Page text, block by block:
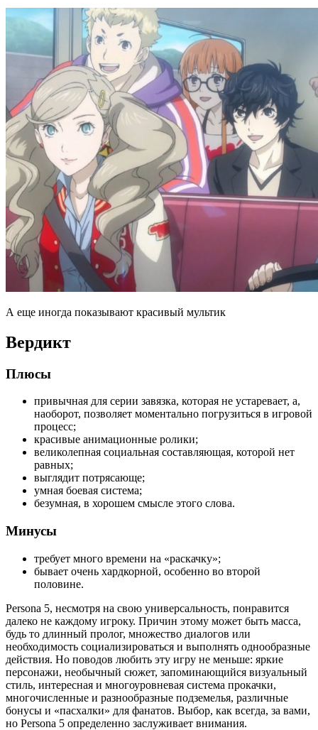
А еще иногда показывают красивый мультик
Вердикт
Плюсы
привычная для серии завязка, которая не устаревает, а,
наоборот, позволяет моментально погрузиться в игровой
процесс;
красивые анимационные ролики;
великолепная социальная составляющая, которой нет
равных;
выглядит потрясающе;
умная боевая система;
безумная, в хорошем смысле этого слова.
Минусы
требует много времени на «раскачку»;
бывает очень хардкорной, особенно во второй
половине.
Persona 5, несмотря на свою универсальность, понравится
далеко не каждому игроку. Причин этому может быть масса,
будь то длинный пролог, множество диалогов или
необходимость социализироваться и выполнять однообразные
действия. Но поводов любить эту игру не меньше: яркие
персонажи, необычный сюжет, запоминающийся визуальный
стиль, интересная и многоуровневая система прокачки,
многочисленные и разнообразные подземелья, различные
бонусы и «пасхалки» для фанатов. Выбор, как всегда, за вами,
но Persona 5 определенно заслуживает внимания.